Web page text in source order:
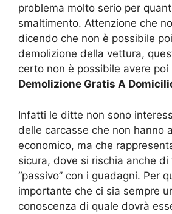
problema molto serio per
smaltimento. Attenzione che
dicendo che non è possibile
demolizione della vettura,
certo non è possibile avere poi
Demolizione Gratis A
Infatti le ditte non sono
delle carcasse che non hanno
economico, ma che
sicura, dove si rischia anche di
“passivo” con i guadagni. Per
importante che ci sia sempre
conoscenza di quale dovrà